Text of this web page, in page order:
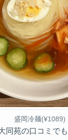
盛岡冷麺(¥1089)
同苑の口コミで